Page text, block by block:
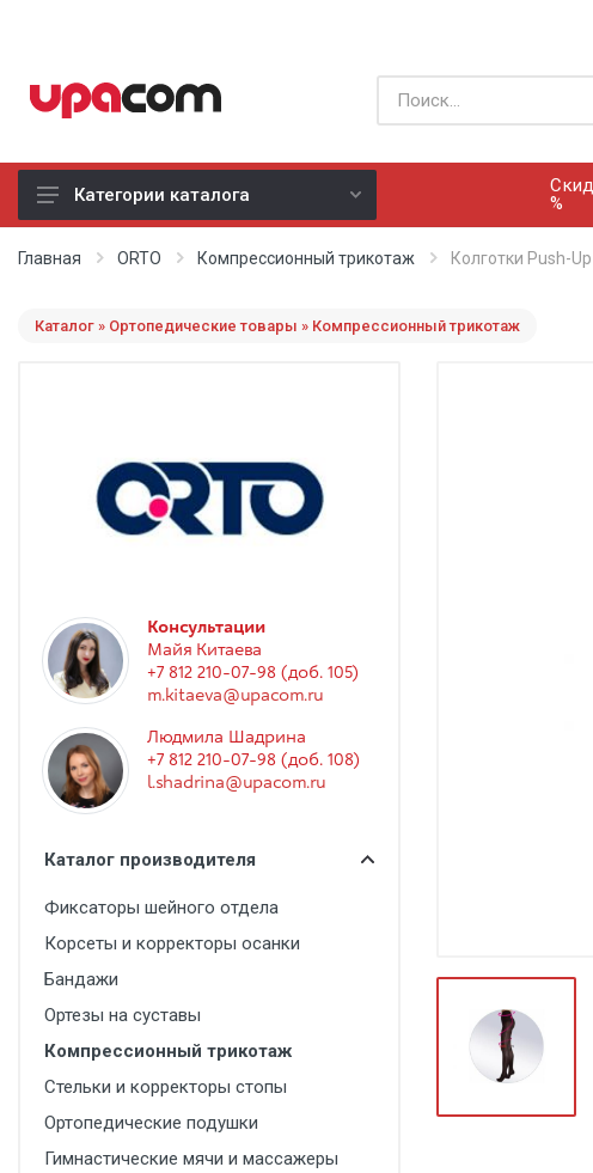
Б/У оборудование
Хирургия
Гинекология
Функциональная диагностика
Офтальмология
Урология
Дезинфекция и стерилизация
Лучевая диагностика
Оториноларингология
Ветеринария
Стоматологическое оборудование
Медицинская мебель
Лабораторное оборудование
Категории каталога
%
Главная ORTO Компрессионный трикотаж Колготки Push-Up
Каталог » Ортопедические товары » Компрессионный трикотаж
Консультации
Майя Китаева
+7 812 210-07-98 (доб. 105)
m.kitaeva@upacom.ru
Людмила Шадрина
+7 812 210-07-98 (доб. 108)
l.shadrina@upacom.ru
Каталог производителя
Фиксаторы шейного отдела
Корсеты и корректоры осанки
Бандажи
Ортезы на суставы
Компрессионный трикотаж
Стельки и корректоры стопы
Ортопедические подушки
Гимнастические мячи и массажеры